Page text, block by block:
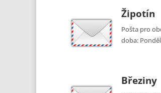
Žipotín
Pošta pro
doba:
Březiny